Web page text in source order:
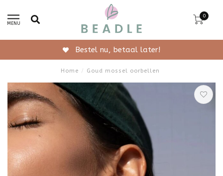
MENU
0
Gratis verzending vanaf 50,-
Home / Goud mossel oorbellen